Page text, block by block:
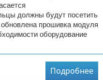
должны будут посетить
прошивка модуля
оборудование
Подробнее